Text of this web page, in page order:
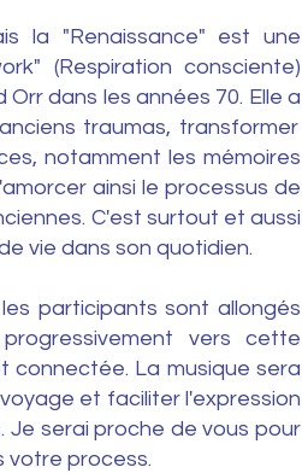
la "Renaissance" est une
(Respiration consciente)
dans les années 70. Elle a
traumas, transformer
notamment les mémoires
ainsi le processus de
C'est surtout et aussi
vie dans son quotidien.
participants sont allongés
vers cette
connectée. La musique sera
et faciliter l'expression
Je serai proche de vous pour
votre process.